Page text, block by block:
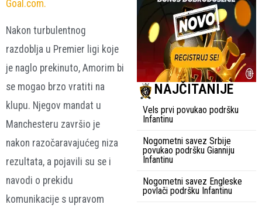
Goal.com.
Nakon turbulentnog
razdoblja u Premier ligi koje
je naglo prekinuto, Amorim bi
se mogao brzo vratiti na
klupu. Njegov mandat u
Manchesteru završio je
nakon razočaravajućeg niza
rezultata, a pojavili su se i
navodi o prekidu
komunikacije s upravom
NAJČITANIJE
Vels prvi povukao podršku
Infantinu
Nogometni savez Srbije
povukao podršku Gianniju
Infantinu
Nogometni savez Engleske
povlači podršku Infantinu